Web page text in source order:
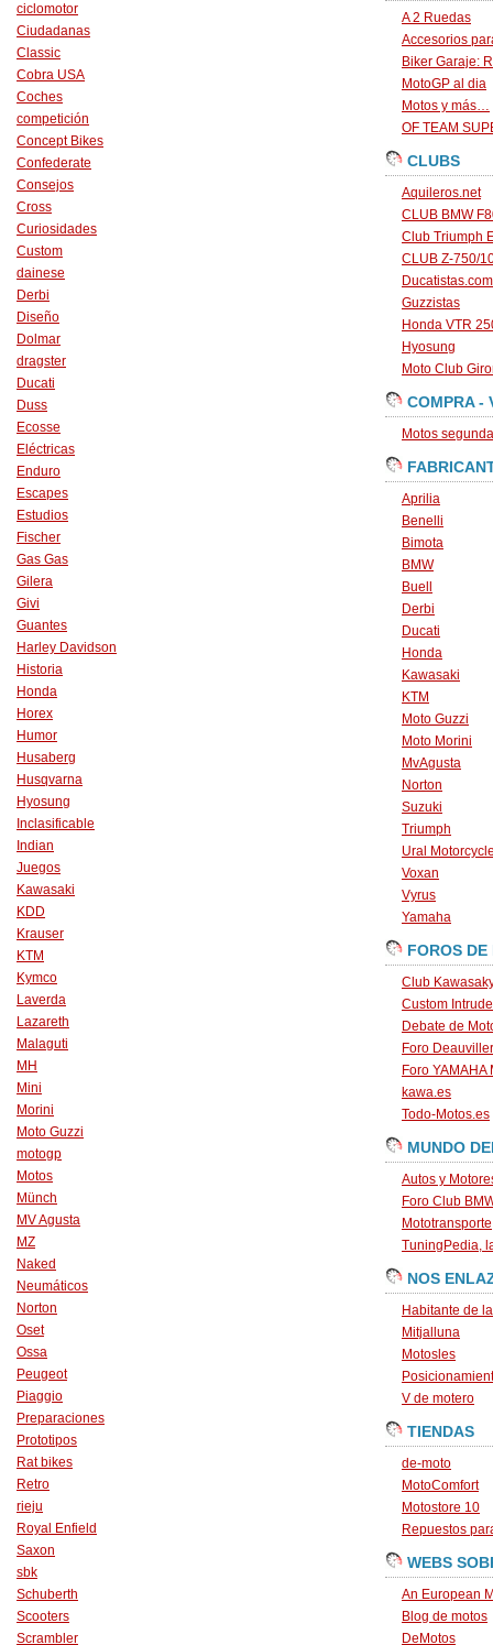
ciclomotor
Ciudadanas
Classic
Cobra USA
Coches
competición
Concept Bikes
Confederate
Consejos
Cross
Curiosidades
Custom
dainese
Derbi
Diseño
Dolmar
dragster
Ducati
Duss
Ecosse
Eléctricas
Enduro
Escapes
Estudios
Fischer
Gas Gas
Gilera
Givi
Guantes
Harley Davidson
Historia
Honda
Horex
Humor
Husaberg
Husqvarna
Hyosung
Inclasificable
Indian
Juegos
Kawasaki
KDD
Krauser
KTM
Kymco
Laverda
Lazareth
Malaguti
MH
Mini
Morini
Moto Guzzi
motogp
Motos
Münch
MV Agusta
MZ
Naked
Neumáticos
Norton
Oset
Ossa
Peugeot
Piaggio
Preparaciones
Prototipos
Rat bikes
Retro
rieju
Royal Enfield
Saxon
sbk
Schuberth
Scooters
Scrambler
A 2 Ruedas
Accesorios
Biker Garaje:
MotoGP al dia
Motos y más…
OF TEAM
CLUBS
Aquileros.net
CLUB BMW
Club Triumph
CLUB Z-750/
Ducatistas.com
Guzzistas
Honda VTR
Hyosung
Moto Club
COMPRA -
Motos
Aprilia
Benelli
Bimota
BMW
Buell
Derbi
Ducati
Honda
Kawasaki
KTM
Moto Guzzi
Moto Morini
MvAgusta
Norton
Suzuki
Triumph
Ural
Voxan
Vyrus
Yamaha
FOROS DE
Club
Custom
Debate de
Foro
Foro YAMAHA
kawa.es
Todo-Motos.es
MUNDO
Autos y
Foro Club
Mototransporte
TuningPedia,
NOS
Habitante de
Mitjalluna
Motosles
V de motero
TIENDAS
de-moto
MotoComfort
Motostore 10
Repuestos
WEBS
An European
Blog de motos
DeMotos